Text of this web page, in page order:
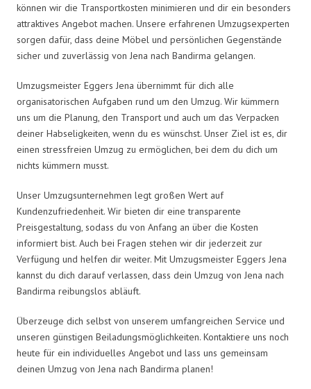
können wir die Transportkosten minimieren und dir ein besonders
attraktives Angebot machen. Unsere erfahrenen Umzugsexperten
sorgen dafür, dass deine Möbel und persönlichen Gegenstände
sicher und zuverlässig von Jena nach Bandirma gelangen.
Umzugsmeister Eggers Jena übernimmt für dich alle
organisatorischen Aufgaben rund um den Umzug. Wir kümmern
uns um die Planung, den Transport und auch um das Verpacken
deiner Habseligkeiten, wenn du es wünschst. Unser Ziel ist es, dir
einen stressfreien Umzug zu ermöglichen, bei dem du dich um
nichts kümmern musst.
Unser Umzugsunternehmen legt großen Wert auf
Kundenzufriedenheit. Wir bieten dir eine transparente
Preisgestaltung, sodass du von Anfang an über die Kosten
informiert bist. Auch bei Fragen stehen wir dir jederzeit zur
Verfügung und helfen dir weiter. Mit Umzugsmeister Eggers Jena
kannst du dich darauf verlassen, dass dein Umzug von Jena nach
Bandirma reibungslos abläuft.
Überzeuge dich selbst von unserem umfangreichen Service und
unseren günstigen Beiladungsmöglichkeiten. Kontaktiere uns noch
heute für ein individuelles Angebot und lass uns gemeinsam
deinen Umzug von Jena nach Bandirma planen!